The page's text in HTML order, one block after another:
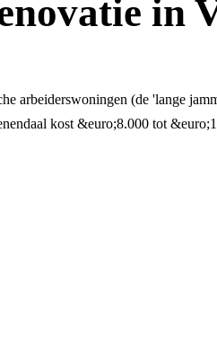
in
arbeiderswoningen (de 'lange
kost &euro;8.000 tot